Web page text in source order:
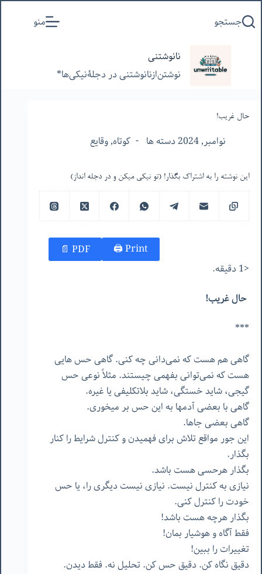
به
جستجو منو
نانوشتنی
نوشتن‌از‌نانوشتنی‌ در‌ دجلۀنیکی‌ها*
حال غریب!
نوامبر, 2024 دسته ها کوتاه,وقایع
این نوشته را به اشتراک بگذار! (تو نیکی میکن و در دجله انداز)
Print 🖨
PDF 📄
<1 دقیقه.
حال غریب!
***
گاهی هم هست که نمی‌دانی چه کنی. گاهی حس هایی
هست که نمی‌توانی بفهمی چیستند. مثلاً نوعی حس
گیجی، شاید خستگی، شاید بلاتکلیفی یا غیره.
گاهی با بعضی آدمها به این حس بر میخوری.
گاهی بعضی جاها.
این جور مواقع تلاش برای فهمیدن و کنترل شرایط را کنار
بگذار.
بگذار هرحسی هست باشد.
نیازی به کنترل نیست. نیازی نیست دیگری را، یا حس
خودت را کنترل کنی.
بگذار هرچه هست باشد!
فقط آگاه و هوشیار بمان!
تغییرات را ببین!
دقیق نگاه کن. دقیق حس کن. تحلیل نه. فقط دیدن.